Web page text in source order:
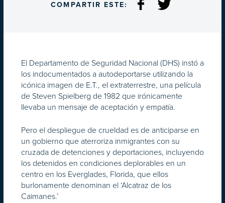
COMPARTIR ESTE:
El Departamento de Seguridad Nacional (DHS) instó a
los indocumentados a autodeportarse utilizando la
icónica imagen de E.T., el extraterrestre, una película
de Steven Spielberg de 1982 que irónicamente
llevaba un mensaje de aceptación y empatía.
Pero el despliegue de crueldad es de anticiparse en
un gobierno que aterroriza inmigrantes con su
cruzada de detenciones y deportaciones, incluyendo
los detenidos en condiciones deplorables en un
centro en los Everglades, Florida, que ellos
burlonamente denominan el ‘Alcatraz de los
Caimanes.’